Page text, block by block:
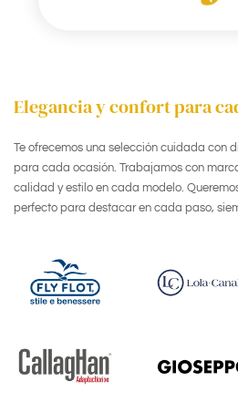
Elegancia y confort para
Te ofrecemos una selección cuidada con
para cada ocasión. Trabajamos con
calidad y estilo en cada modelo.
perfecto para destacar en cada paso,